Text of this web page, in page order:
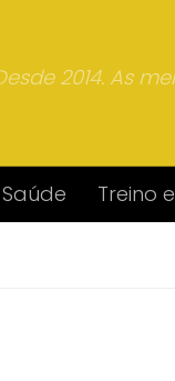
2014. As
Saúde Treino